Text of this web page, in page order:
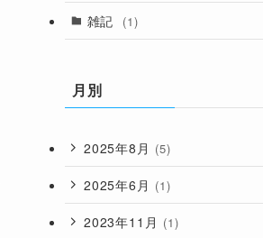
雑記 (1)
月別
2025年8月 (5)
2025年6月 (1)
2023年11月 (1)